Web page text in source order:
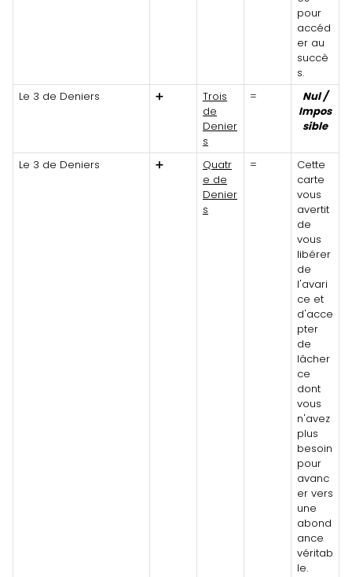
pour
accéd
er au
succè
s.
Le 3 de Deniers
➕
Trois
de
Denier
s
=
Nul /
Impos
sible
Le 3 de Deniers ➕
Quatr
e de
Denier
s
=
Cette
carte
vous
avertit
de
vous
libérer
de
l'avari
ce et
d'acce
pter
de
lâcher
ce
dont
vous
n'avez
plus
besoin
pour
avanc
er vers
une
abond
ance
véritab
le.